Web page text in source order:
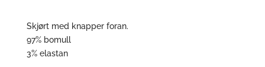
Skjørt med knapper foran.
97% bomull
3% elastan